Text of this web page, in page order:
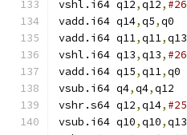
vshl.i64 q12,q12, #26
vadd.i64 q14,q5,q0
vadd.i64 q11,q11,q13
vshl.i64 q13,q13, #26
vadd.i64 q15,q11,q0
vsub.i64 q4,q4,q12
vshr.s64 q12,q14, #25
vsub.i64 q10,q10,q13